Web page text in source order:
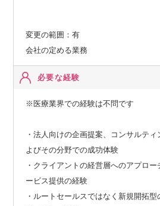
変更の範囲：有
会社の定める業務
必要な経験
※医療業界での経験は不問です
・法人向けの企画提案、コンサルテ
よびその分野での成功体験
・クライアントの経営層へのアプロ
ービス提供の経験
・ルートセールスではなく新規開拓